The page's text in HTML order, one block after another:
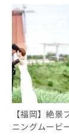
【福岡】絶
ニングムービ